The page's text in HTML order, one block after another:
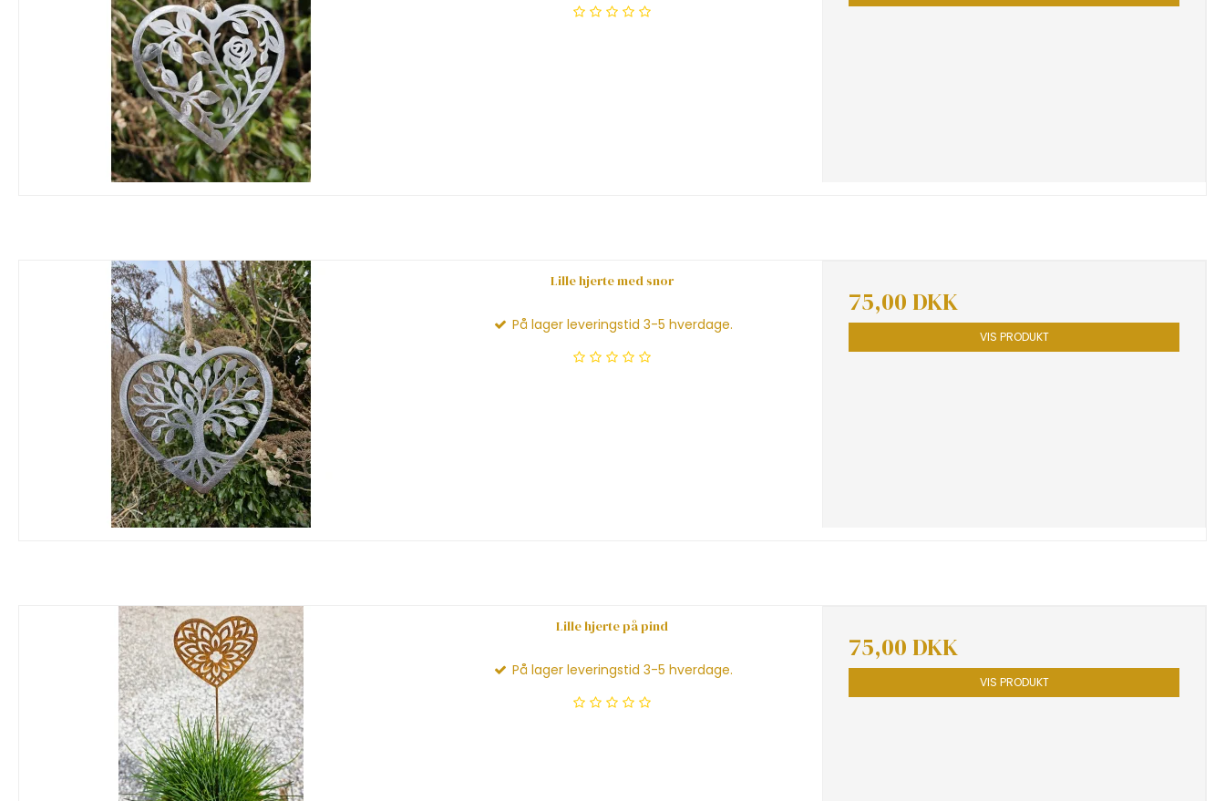
Lille hjerte med snor
På lager leveringstid 3-5 hverdage.
75,00 DKK
VIS PRODUKT
Lille hjerte på pind
På lager leveringstid 3-5 hverdage.
75,00 DKK
VIS PRODUKT